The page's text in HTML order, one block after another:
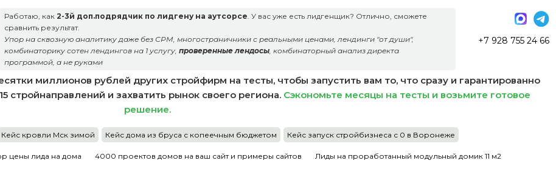
Работаю, как 2-3й доп.подрядчик по лидгену на аутсорсе. У вас уже есть лидгенщик? Отлично, сможете
сравнить результат.
Упор на сквозную аналитику даже без СРМ, многостраничники с реальными ценами, лендинги "от души",
комбинаторику сотен лендингов на 1 услугу, проверенные лендосы, комбинаторный анализ директа
программой, а не руками
+7 928 755 24 66
миллионов рублей других стройфирм на тесты, чтобы запустить вам то, что сразу и гарантированно
стройнаправлений и захватить рынок своего региона. Сэкономьте месяцы на тесты и возьмите готовое
решение.
Кейс кровли Мск зимой Кейс дома из бруса с копеечным бюджетом Кейс запуск стройбизнеса с 0 в Воронеже
цены лида на дома 4000 проектов домов на ваш сайт и примеры сайтов Лиды на проработанный модульный домик 11 м2